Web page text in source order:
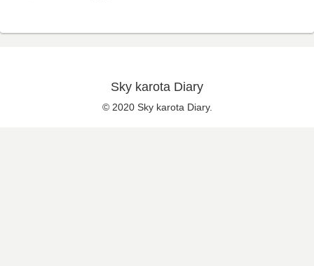
Sky karota Diary
© 2020 Sky karota Diary.